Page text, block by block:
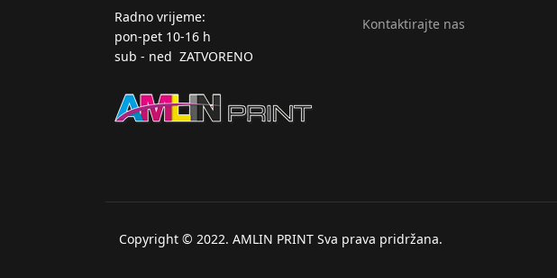
Radno vrijeme:
pon-pet 10-16 h
sub - ned ZATVORENO
Kontaktirajte nas
Copyright © 2022. AMLIN PRINT Sva prava pridržana.